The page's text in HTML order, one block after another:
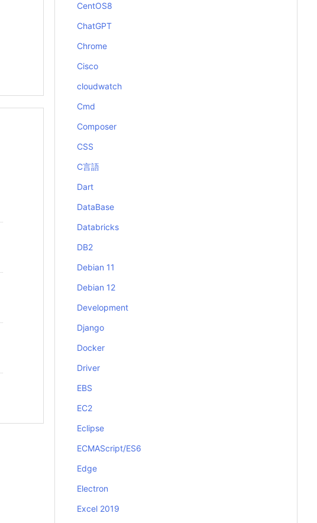
CentOS8
ChatGPT
Chrome
Cisco
cloudwatch
Cmd
Composer
CSS
C言語
Dart
DataBase
Databricks
DB2
Debian 11
Debian 12
Development
Django
Docker
Driver
EBS
EC2
Eclipse
ECMAScript/ES6
Edge
Electron
Excel 2019